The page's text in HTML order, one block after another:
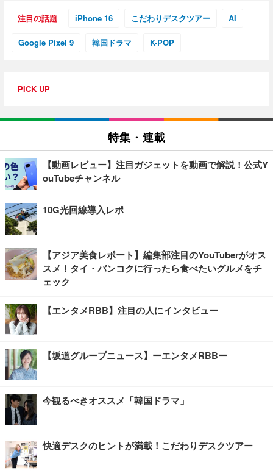
注目の話題 iPhone 16 こだわりデスクツアー AI
Google Pixel 9 韓国ドラマ K-POP
PICK UP
特集・連載
【動画レビュー】注目ガジェットを動画で解説！公式Y
ouTubeチャンネル
10G光回線導入レポ
【アジア美食レポート】編集部注目のYouTuberがオス
スメ！タイ・バンコクに行ったら食べたいグルメをチ
ェック
【エンタメRBB】注目の人にインタビュー
【坂道グループニュース】ーエンタメRBBー
今観るべきオススメ「韓国ドラマ」
快適デスクのヒントが満載！こだわりデスクツアー